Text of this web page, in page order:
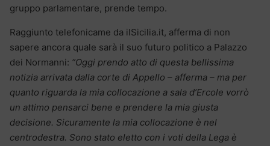
gruppo parlamentare, prende tempo.
Raggiunto telefonicame da ilSicilia.it, afferma di non
sapere ancora quale sarà il suo futuro politico a Palazzo
dei Normanni: “Oggi prendo atto di questa bellissima
notizia arrivata dalla corte di Appello – afferma – ma per
quanto riguarda la mia collocazione a sala d’Ercole vorrò
un attimo pensarci bene e prendere la mia giusta
decisione. Sicuramente la mia collocazione è nel
centrodestra. Sono stato eletto con i voti della Lega è